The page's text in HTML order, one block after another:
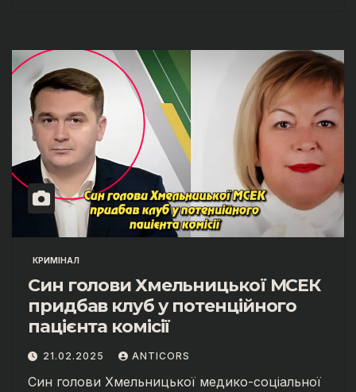
КРИМІНАЛ
Син голови Хмельницької МСЕК
придбав клуб у потенційного
пацієнта комісії
21.02.2025 ANTICORS
Син голови Хмельницької медико-соціальної